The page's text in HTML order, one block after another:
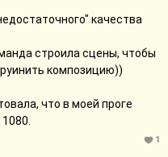
качества
строила сцены, чтобы
композицию))
что в моей проге
1